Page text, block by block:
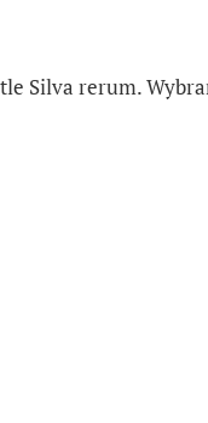
Silva rerum.